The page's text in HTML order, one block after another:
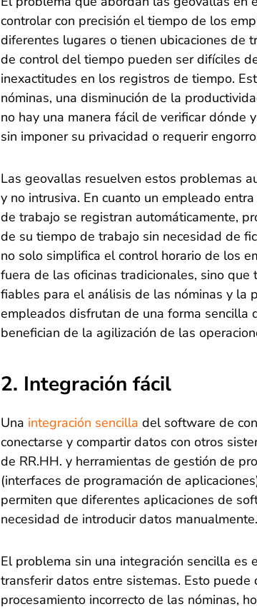
controlar con precisión el tiempo de los
diferentes lugares o tienen ubicaciones de
de control del tiempo pueden ser difíciles
inexactitudes en los registros de tiempo.
nóminas, una disminución de la
no hay una manera fácil de verificar dónde
sin imponer su privacidad o requerir
Las geovallas resuelven estos problemas
y no intrusiva. En cuanto un empleado
de trabajo se registran automáticamente,
de su tiempo de trabajo sin necesidad de
no solo simplifica el control horario de los
fuera de las oficinas tradicionales, sino
fiables para el análisis de las nóminas y la
empleados disfrutan de una forma sencilla
benefician de la agilización de las
2. Integración fácil
Una integración sencilla del software de
conectarse y compartir datos con otros
de RR.HH. y herramientas de gestión de
(interfaces de programación de
permiten que diferentes aplicaciones de
necesidad de introducir datos manualmente.
El problema sin una integración sencilla es
transferir datos entre sistemas. Esto puede
procesamiento incorrecto de las nóminas,